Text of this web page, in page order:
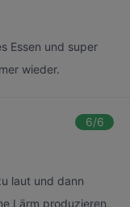
Essen und super
wieder.
6/6
laut und dann
Lärm produzieren.